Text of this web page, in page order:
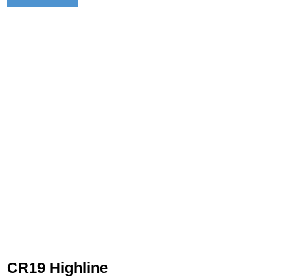
CR19 Highline